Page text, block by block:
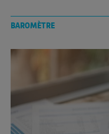
probablement dernière –
est attendue en mai.
BAROMÈTRE